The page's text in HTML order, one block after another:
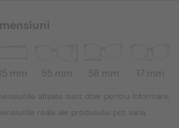
mm 55 mm 58 mm 17 mm
afișate sunt doar pentru informare,
reale ale produsului pot varia.